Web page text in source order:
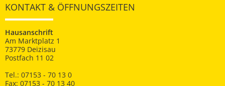
KONTAKT & ÖFFNUNGSZEITEN
Hausanschrift
Am Marktplatz 1
73779 Deizisau
Postfach 11 02
Tel.: 07153 - 70 13 0
Fax: 07153 - 70 13 40